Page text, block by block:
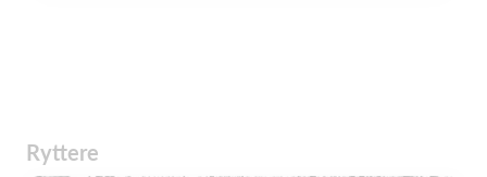
Ryttere